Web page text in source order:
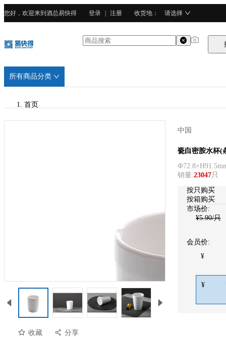
您好，欢迎来到酒总易快得 登录 注册 收货地 ： 请选择
所有商品分类
首页
收藏 分享
中国
嘉宝
瓷白密胺水杯(
销量:23047只
按只购买
按箱购买
市场价:
¥5.90/只
会员价:
¥
¥